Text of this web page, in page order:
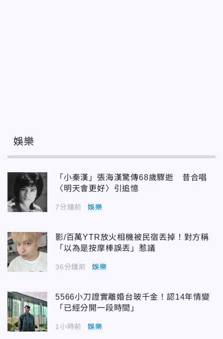
娛樂
「小秦漢」張海漢驚傳68歲驟逝 昔合唱
〈明天會更好〉引追憶
7分鐘前 娛樂
影/百萬YTR放火相機被民宿丟掉！對方稱
「以為是按摩棒誤丟」惹議
36分鐘前 娛樂
5566小刀證實離婚台玻千金！認14年情變
「已經分開一段時間」
1小時前 娛樂